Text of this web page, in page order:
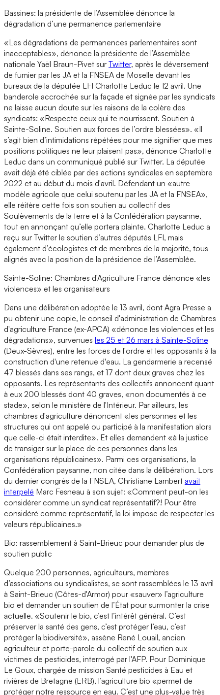
Bassines: la présidente de l’Assemblée dénonce la
dégradation d’une permanence parlementaire
«Les dégradations de permanences parlementaires sont
inacceptables», dénonce la présidente de l’Assemblée
nationale Yaël Braun-Pivet sur Twitter, après le déversement
de fumier par les JA et la FNSEA de Moselle devant les
bureaux de la députée LFI Charlotte Leduc le 12 avril. Une
banderole accrochée sur la façade et signée par les syndicats
ne laisse aucun doute sur les raisons de la colère des
syndicats: «Respecte ceux qui te nourrissent. Soutien à
Sainte-Soline. Soutien aux forces de l’ordre blessées». «Il
s’agit bien d’intimidations répétées pour me signifier que mes
positions politiques ne leur plaisent pas», dénonce Charlotte
Leduc dans un communiqué publié sur Twitter. La députée
avait déjà été ciblée par des actions syndicales en septembre
2022 et au début du mois d'avril. Défendant un «autre
modèle agricole que celui soutenu par les JA et la FNSEA»,
elle réitère cette fois son soutien au collectif des
Soulèvements de la terre et à la Confédération paysanne,
tout en annonçant qu’elle portera plainte. Charlotte Leduc a
reçu sur Twitter le soutien d’autres députés LFI, mais
également d’écologistes et de membres de la majorité, tous
alignés avec la position de la présidence de l’Assemblée.
Sainte-Soline: Chambres d'Agriculture France dénonce «les
violences» et les organisateurs
Dans une délibération adoptée le 13 avril, dont Agra Presse a
pu obtenir une copie, le conseil d'administration de Chambres
d'agriculture France (ex-APCA) «dénonce les violences et les
dégradations», survenues les 25 et 26 mars à Sainte-Soline
(Deux-Sèvres), entre les forces de l'ordre et les opposants à la
construction d'une retenue d'eau. La gendarmerie a recensé
47 blessés dans ses rangs, et 17 dont deux graves chez les
opposants. Les représentants des collectifs annoncent quant
à eux 200 blessés dont 40 graves, «non documentés à ce
stade», selon le ministère de l'Intérieur. Par ailleurs, les
chambres d'agriculture dénoncent «les personnes et les
structures qui ont appelé ou participé à la manifestation alors
que celle-ci était interdite». Et elles demandent «à la justice
de transiger sur la place de ces personnes dans les
organisations républicaines». Parmi ces organisations, la
Confédération paysanne, non citée dans la délibération. Lors
du dernier congrès de la FNSEA, Christiane Lambert avait
interpelé Marc Fesneau à son sujet: «Comment peut-on les
considérer comme un syndicat représentatif?! Pour être
considéré comme représentatif, la loi impose de respecter les
valeurs républicaines.»
Bio: rassemblement à Saint-Brieuc pour demander plus de
soutien public
Quelque 200 personnes, agriculteurs, membres
d’associations ou syndicalistes, se sont rassemblées le 13 avril
à Saint-Brieuc (Côtes-d'Armor) pour «sauver» l’agriculture
bio et demander un soutien de l’État pour surmonter la crise
actuelle. «Soutenir le bio, c’est l’intérêt général. C’est
préserver la santé des gens, c’est protéger l’eau, c’est
protéger la biodiversité», assène René Louail, ancien
agriculteur et porte-parole du collectif de soutien aux
victimes de pesticides, interrogé par l'AFP. Pour Dominique
Le Goux, chargée de mission Santé pesticides à Eau et
rivières de Bretagne (ERB), l’agriculture bio «permet de
protéger notre ressource en eau. C’est une plus-value très